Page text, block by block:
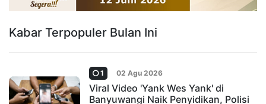
Kabar Terpopuler Bulan Ini
1 02 Agu 2026
Viral Video 'Yank Wes Yank' di
Banyuwangi Naik Penyidikan, Polisi